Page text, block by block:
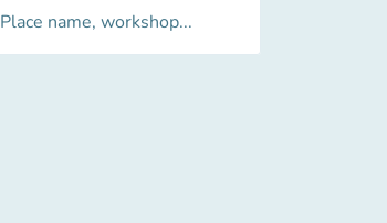
Place name, workshop...